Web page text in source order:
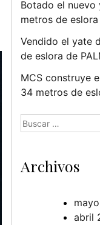
Botado el nuevo
metros de eslora
Vendido el yate
de eslora de
MCS construye
34 metros de
Buscar:
Archivos
abril